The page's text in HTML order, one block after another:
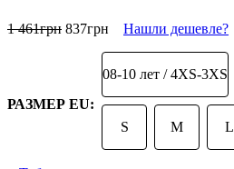
1 461грн 837грн Нашли дешевле?
РАЗМЕР EU:
08-10 лет / 4XS-3XS
S M L